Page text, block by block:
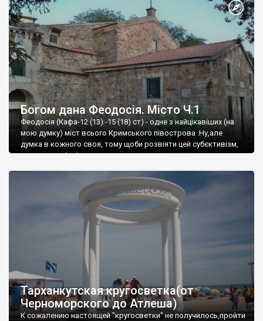
Богом дана Феодосія. Місто Ч.1
Феодосія (Кафа-12 (13) -15 (18) ст) - одне з найцікавіших (на
мою думку) міст всього Кримського півострова .Ну,але
думка в кожного своя, тому щоби розвіяти цей субєктивізм,
запрошую відвідати це
Тарханкутская кругосветка(от
Черноморского до Атлеша)
К сожалению настоящей "кругосветки" не получилось,пройти